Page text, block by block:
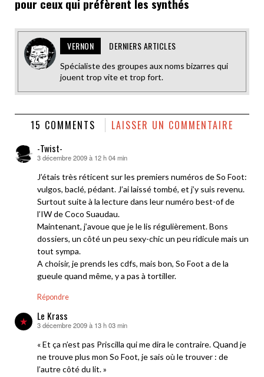
pour ceux qui préfèrent les synthés
VERNON DERNIERS ARTICLES
Spécialiste des groupes aux noms bizarres qui
jouent trop vite et trop fort.
15 COMMENTS LAISSER UN COMMENTAIRE
-Twist-
dit :
3 décembre 2009 à 12 h 04 min
J’étais très réticent sur les premiers numéros de So Foot:
vulgos, baclé, pédant. J’ai laissé tombé, et j’y suis revenu.
Surtout suite à la lecture dans leur numéro best-of de
l’IW de Coco Suaudau.
Maintenant, j’avoue que je le lis régulièrement. Bons
dossiers, un côté un peu sexy-chic un peu ridicule mais un
tout sympa.
A choisir, je prends les cdfs, mais bon, So Foot a de la
gueule quand même, y a pas à tortiller.
Répondre
Le Krass
dit :
3 décembre 2009 à 13 h 03 min
« Et ça n’est pas Priscilla qui me dira le contraire. Quand je
ne trouve plus mon So Foot, je sais où le trouver : de
l’autre côté du lit. »